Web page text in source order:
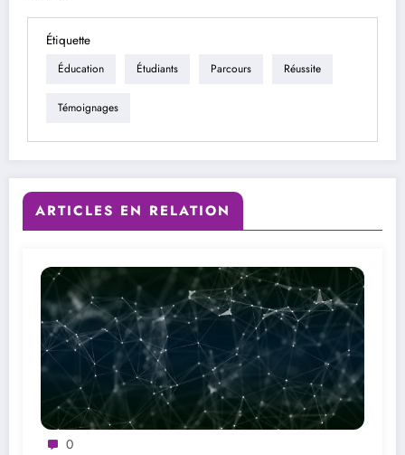
Étiquette
Éducation Étudiants Parcours Réussite
Témoignages
ARTICLES EN RELATION
0